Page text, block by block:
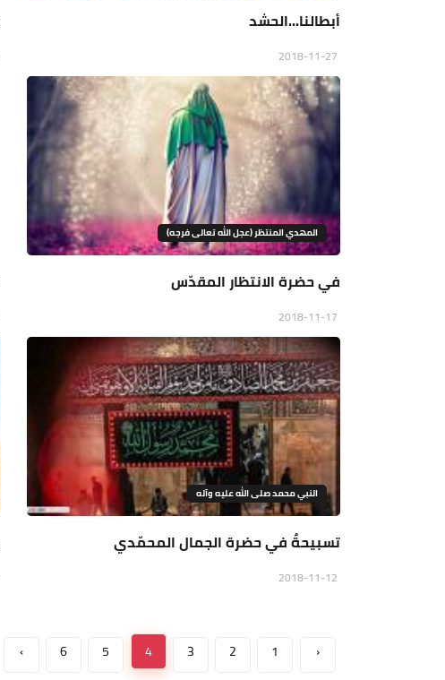
أبطالنا...الحشد
المهدي المنتظر (عجل الله تعالى فرجه)
في حضرة الانتظار المقدّس
النبي محمد صلى الله عليه وآله
تسبيحةٌ في حضرة الجمال المحمّدي
‹
1
2
3
4
5
6
›